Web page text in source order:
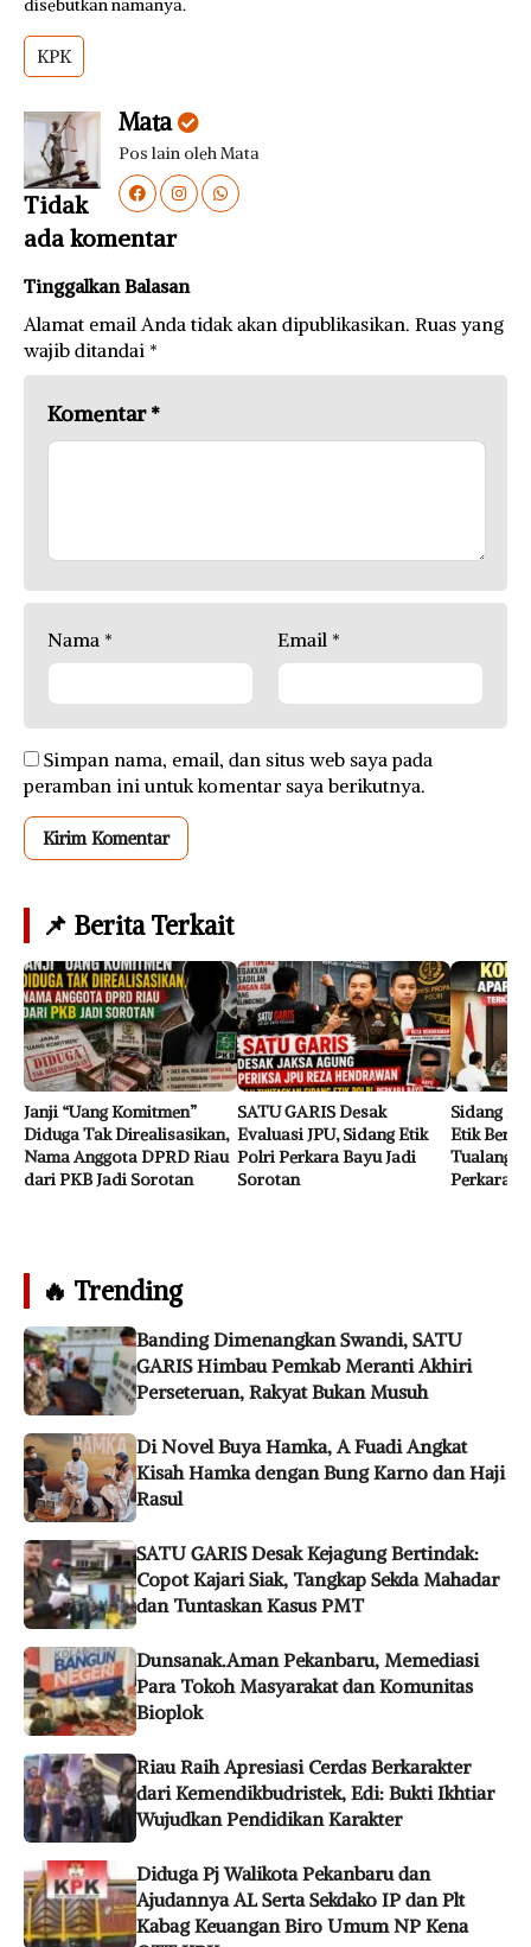
disebutkan namanya.
KPK
Mata
Pos lain oleh Mata
Tidak
ada komentar
Tinggalkan Balasan
Alamat email Anda tidak akan dipublikasikan. Ruas yang
wajib ditandai *
Komentar*
Nama * Email *
Simpan nama, email, dan situs web saya pada
peramban ini untuk komentar saya berikutnya.
📌 Berita Terkait
Janji “Uang Komitmen”
Diduga Tak Direalisasikan,
Nama Anggota DPRD Riau
dari PKB Jadi Sorotan
SATU GARIS Desak
Evaluasi JPU, Sidang Etik
Polri Perkara Bayu Jadi
Sorotan
Sidang
Etik Berat
Tualang
Perkara
🔥 Trending
Banding Dimenangkan Swandi, SATU
GARIS Himbau Pemkab Meranti Akhiri
Perseteruan, Rakyat Bukan Musuh
Di Novel Buya Hamka, A Fuadi Angkat
Kisah Hamka dengan Bung Karno dan Haji
Rasul
SATU GARIS Desak Kejagung Bertindak:
Copot Kajari Siak, Tangkap Sekda Mahadar
dan Tuntaskan Kasus PMT
Dunsanak.Aman Pekanbaru, Memediasi
Para Tokoh Masyarakat dan Komunitas
Bioplok
Riau Raih Apresiasi Cerdas Berkarakter
dari Kemendikbudristek, Edi: Bukti Ikhtiar
Wujudkan Pendidikan Karakter
Diduga Pj Walikota Pekanbaru dan
Ajudannya AL Serta Sekdako IP dan Plt
Kabag Keuangan Biro Umum NP Kena